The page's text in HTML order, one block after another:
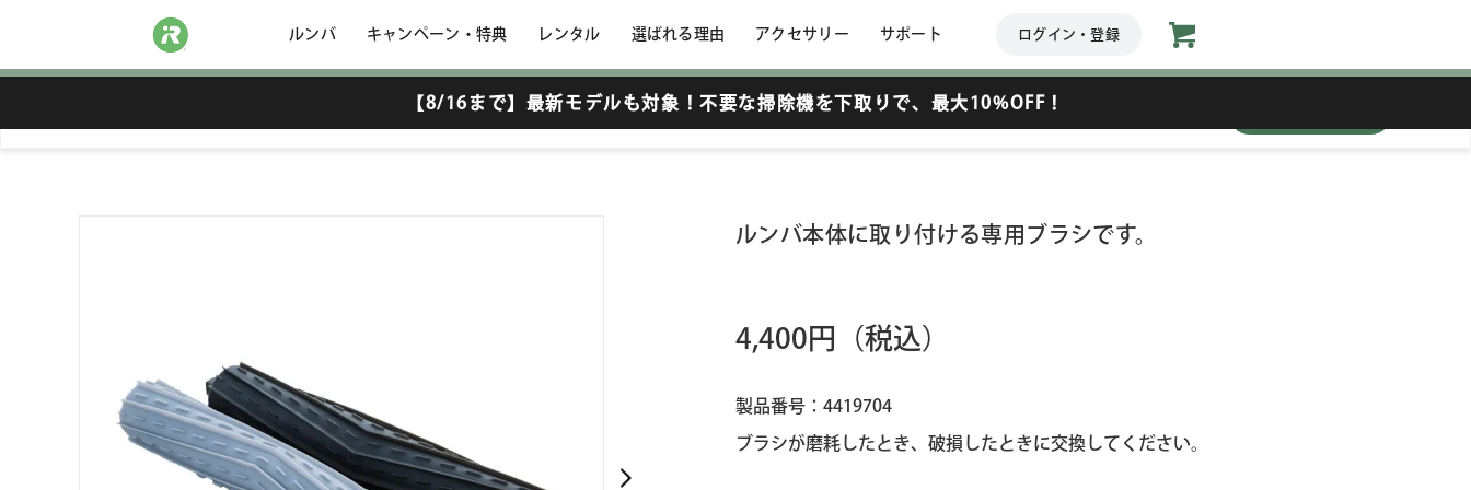
ルンバ キャンペーン・特典 レンタル 選ばれる理由 アクセサリー サポート ログイン・登録
【8/16まで】最新モデルも対象！不要な掃除機を下取りで、 最大10%OFF！
4419704 AeroForceエクストラクター 数量
ルンバ本体に取り付ける専用ブラシです。
4,400円 （税込）
製品番号：4419704
ブラシが磨耗したとき、破損したときに交換してください。